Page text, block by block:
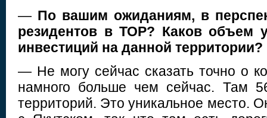
— По вашим ожиданиям, в
резидентов в ТОР? Каков объем
инвестиций на данной территории?
— Не могу сейчас сказать точно о
намного больше чем сейчас. Там
территорий. Это уникальное место.